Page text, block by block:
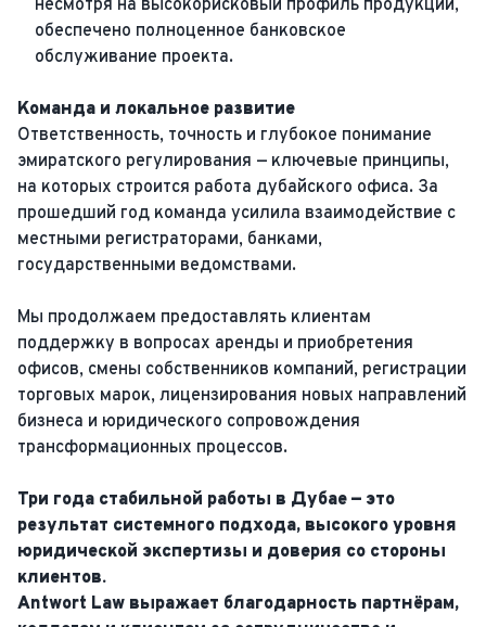
несмотря на высокорисковый профиль продукции,
обеспечено полноценное банковское
обслуживание проекта.
Команда и локальное развитие
Ответственность, точность и глубокое понимание
эмиратского регулирования — ключевые принципы,
на которых строится работа дубайского офиса. За
прошедший год команда усилила взаимодействие с
местными регистраторами, банками,
государственными ведомствами.
Мы продолжаем предоставлять клиентам
поддержку в вопросах аренды и приобретения
офисов, смены собственников компаний, регистрации
торговых марок, лицензирования новых направлений
бизнеса и юридического сопровождения
трансформационных процессов.
Три года стабильной работы в Дубае — это
результат системного подхода, высокого уровня
юридической экспертизы и доверия со стороны
клиентов.
Antwort Law выражает благодарность партнёрам,